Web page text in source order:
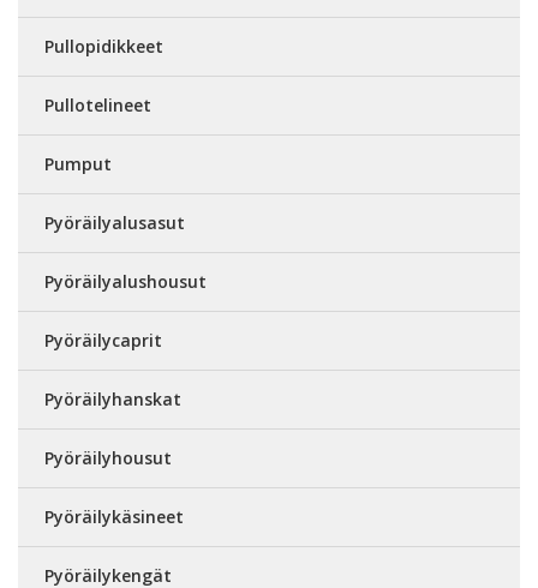
Pullopidikkeet
Pullotelineet
Pumput
Pyöräilyalusasut
Pyöräilyalushousut
Pyöräilycaprit
Pyöräilyhanskat
Pyöräilyhousut
Pyöräilykäsineet
Pyöräilykengät